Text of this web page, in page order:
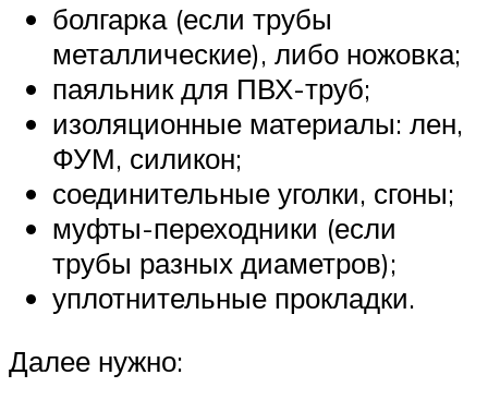
болгарка (если трубы
металлические), либо ножовка;
паяльник для ПВХ-труб;
изоляционные материалы: лен,
ФУМ, силикон;
соединительные уголки, сгоны;
муфты-переходники (если
трубы разных диаметров);
уплотнительные прокладки.
Далее нужно: